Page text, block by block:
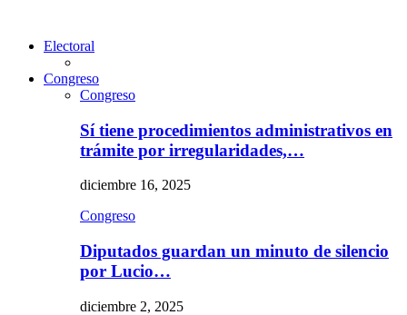
Electoral
Congreso
Congreso
Sí tiene procedimientos administrativos en
trámite por irregularidades,…
diciembre 16, 2025
Congreso
Diputados guardan un minuto de silencio
por Lucio…
diciembre 2, 2025